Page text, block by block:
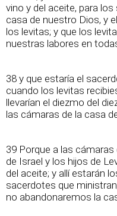
vino y del aceite, para
casa de nuestro Dios, y
los levitas; y que los
nuestras labores en
38 y que estaría el
cuando los levitas
llevarían el diezmo del
las cámaras de la casa
39 Porque a las
de Israel y los hijos de
del aceite; y allí estarán
sacerdotes que
no abandonaremos la